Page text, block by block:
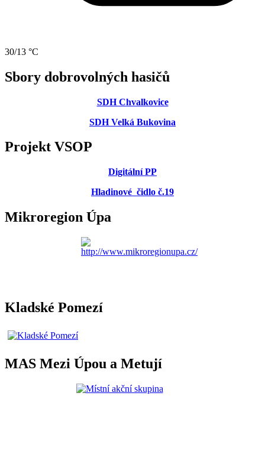
30/13 °C
Sbory dobrovolných hasičů
SDH Chvalkovice
SDH Velká Bukovina
Projekt VSOP
Digitální PP
Hladinové čidlo č.19
Mikroregion Úpa
Kladské Pomezí
MAS Mezi Úpou a Metují